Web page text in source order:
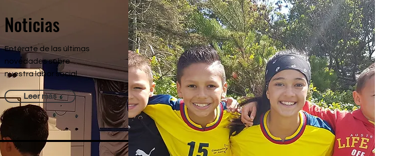
Noticias
Entérate de las últimas
novedades sobre
nuestra labor social
Leer más